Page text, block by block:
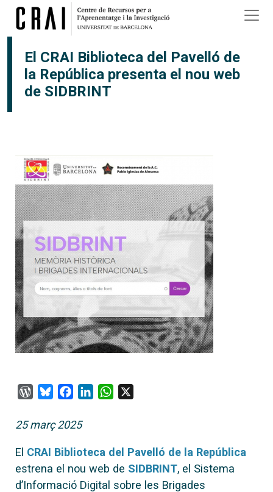
Vés al contingut
El CRAI Biblioteca del Pavelló de
la República presenta el nou web
de SIDBRINT
WordPress
BlueskyFacebook
LinkedInWhatsApp
25 març 2025
El CRAI Biblioteca del Pavelló de la República
estrena el nou web de SIDBRINT, el Sistema
d’Informació Digital sobre les Brigades
×